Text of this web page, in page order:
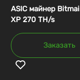
ASIC майнер
XP 270 TH/s
Заказать